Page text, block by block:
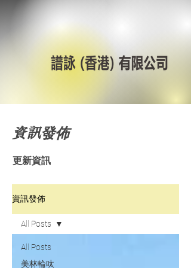
資訊發佈
更新資訊
資訊發佈
All Posts
美林輪呔
All Posts